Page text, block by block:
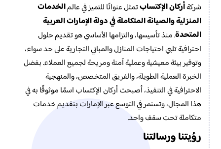
شركةأركان الإكتسابتمثل عنوانًا للتميز في عالمالخدمات
المنزلية والصيانة المتكاملة في دولة الإمارات العربية
المتحدة. منذ تأسيسها، والتزامها الأساسي هو تقديم حلول
احترافية تلبي احتياجات المنازل والمباني التجارية على حد سواء،
وتوفير بيئة معيشية وعملية آمنة ومريحة لجميع العملاء. بفضل
الخبرة العملية الطويلة، والفريق المتخصص، والمنهجية
الاحترافية في التنفيذ، أصبحت أركان الإكتساب اسمًا موثوقًا به في
هذا المجال، وتستمر في التوسع عبر الإمارات بتقديم خدمات
متكاملة تحت سقف واحد.
رؤيتنا ورسالتنا